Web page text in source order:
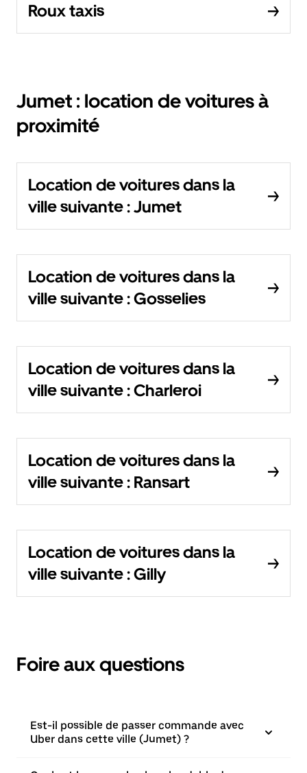
Roux taxis
Jumet : location de voitures à
proximité
Location de voitures dans la
ville suivante : Jumet
Location de voitures dans la
ville suivante : Gosselies
Location de voitures dans la
ville suivante : Charleroi
Location de voitures dans la
ville suivante : Ransart
Location de voitures dans la
ville suivante : Gilly
Foire aux questions
Est-il possible de passer commande avec
Uber dans cette ville (Jumet) ?